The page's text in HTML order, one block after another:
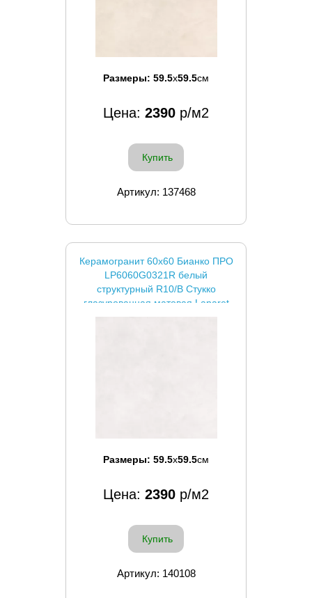
Размеры: 59.5x59.5см
Цена: 2390 р/м2
Купить
Артикул: 137468
Керамогранит 60x60 Бианко ПРО
LP6060G0321R белый
структурный R10/B Стукко
глазурованная матовая Laparet
Размеры: 59.5x59.5см
Цена: 2390 р/м2
Купить
Артикул: 140108